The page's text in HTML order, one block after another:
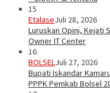
15
EtalaseJuli 28, 2026
Luruskan Opini, Kejati
Owner IT Center
16
BOLSELJuli 27, 2026
Bupati Iskandar
PPPK Pemkab Bolsel